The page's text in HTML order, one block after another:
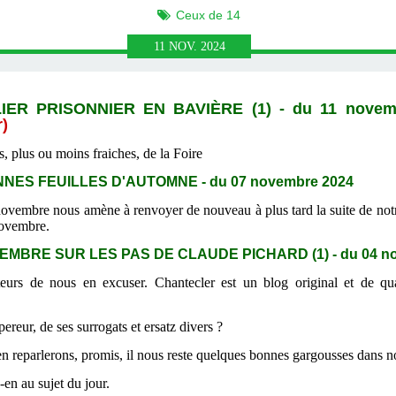
Ceux de 14
11 NOV. 2024
PRISONNIER EN BAVIÈRE (1) - du 11
plus ou moins fraiches, de la Foire
FEUILLES D'AUTOMNE - du 07 novembre 2024
nous amène à renvoyer de nouveau à plus tard la suite de
SUR LES PAS DE CLAUDE PICHARD (1) - du 04
de nous en excuser. Chantecler est un blog original et de
de ses surrogats et ersatz divers ?
reparlerons, promis, il nous reste quelques bonnes gargousses dans
au sujet du jour.